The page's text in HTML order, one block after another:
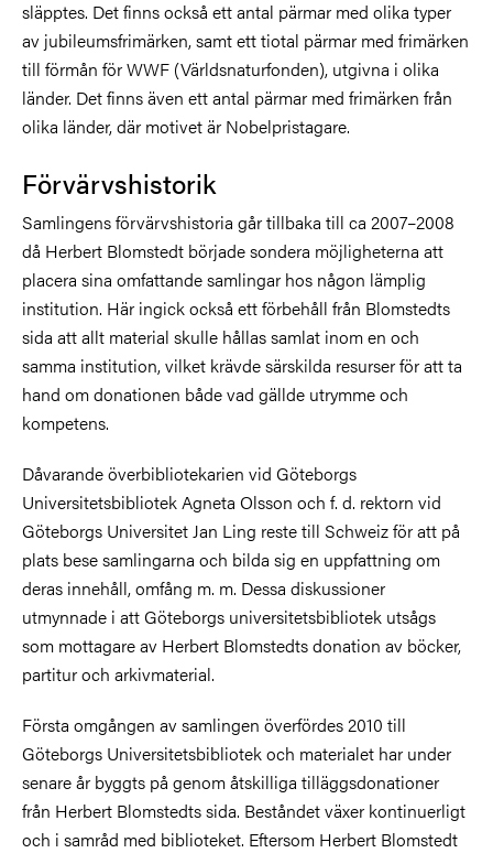
släpptes. Det finns också ett antal pärmar med olika typer
av jubileumsfrimärken, samt ett tiotal pärmar med frimärken
till förmån för WWF (Världsnaturfonden), utgivna i olika
länder. Det finns även ett antal pärmar med frimärken från
olika länder, där motivet är Nobelpristagare.
Förvärvshistorik
Samlingens förvärvshistoria går tillbaka till ca 2007–2008
då Herbert Blomstedt började sondera möjligheterna att
placera sina omfattande samlingar hos någon lämplig
institution. Här ingick också ett förbehåll från Blomstedts
sida att allt material skulle hållas samlat inom en och
samma institution, vilket krävde särskilda resurser för att ta
hand om donationen både vad gällde utrymme och
kompetens.
Dåvarande överbibliotekarien vid Göteborgs
Universitetsbibliotek Agneta Olsson och f. d. rektorn vid
Göteborgs Universitet Jan Ling reste till Schweiz för att på
plats bese samlingarna och bilda sig en uppfattning om
deras innehåll, omfång m. m. Dessa diskussioner
utmynnade i att Göteborgs universitetsbibliotek utsågs
som mottagare av Herbert Blomstedts donation av böcker,
partitur och arkivmaterial.
Första omgången av samlingen överfördes 2010 till
Göteborgs Universitetsbibliotek och materialet har under
senare år byggts på genom åtskilliga tilläggsdonationer
från Herbert Blomstedts sida. Beståndet växer kontinuerligt
och i samråd med biblioteket. Eftersom Herbert Blomstedt